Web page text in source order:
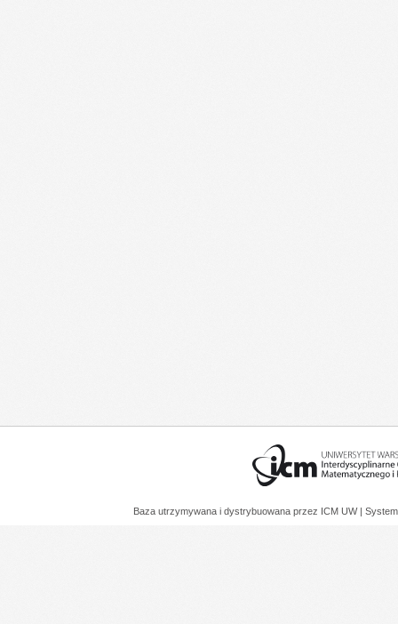
Baza utrzymywana i dystrybuowana przez ICM UW |